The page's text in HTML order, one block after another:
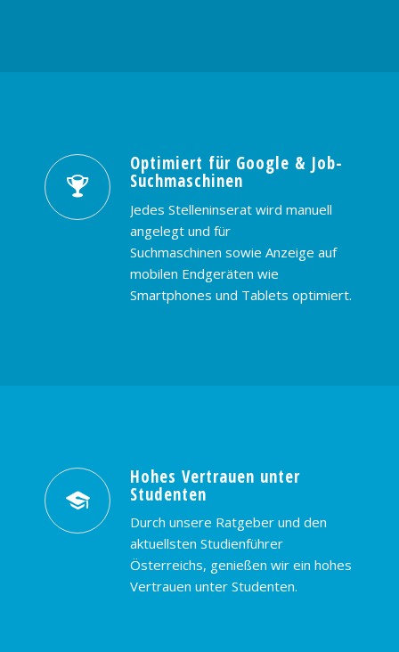
Optimiert für Google & Job-
Suchmaschinen
Jedes Stelleninserat wird manuell
angelegt und für
Suchmaschinen sowie Anzeige auf
mobilen Endgeräten wie
Smartphones und Tablets optimiert.
Hohes Vertrauen unter
Studenten
Durch unsere Ratgeber und den
aktuellsten Studienführer
Österreichs, genießen wir ein hohes
Vertrauen unter Studenten.